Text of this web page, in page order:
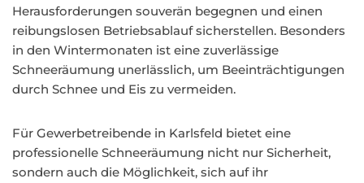
Herausforderungen souverän begegnen und einen
reibungslosen Betriebsablauf sicherstellen. Besonders
in den Wintermonaten ist eine zuverlässige
Schneeräumung unerlässlich, um Beeinträchtigungen
durch Schnee und Eis zu vermeiden.
Für Gewerbetreibende in Karlsfeld bietet eine
professionelle Schneeräumung nicht nur Sicherheit,
sondern auch die Möglichkeit, sich auf ihr